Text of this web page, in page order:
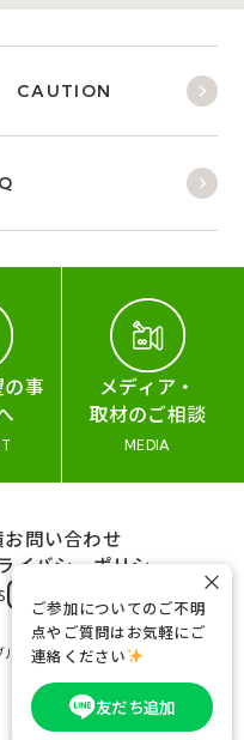
CAUTION
事
メディア・
取材のご相談
MEDIA
お問い合わせ
イバシーポリシー
ル&コー
ご参加についてのご不明
点やご質問はお気軽にご
連絡ください
友だち追加
×